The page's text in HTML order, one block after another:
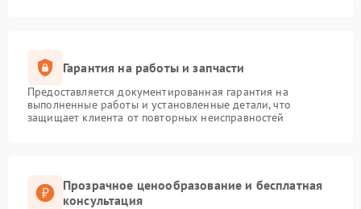
Гарантия на работы и запчасти
Предоставляется документированная гарантия на
выполненные работы и установленные детали, что
защищает клиента от повторных неисправностей
Прозрачное ценообразование и бесплатная
консультация